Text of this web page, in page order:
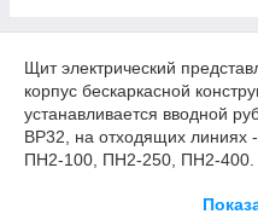
Щит электрический
корпус бескаркасной
устанавливается вводной
ВР32, на отходящих линиях
ПН2-100, ПН2-250, ПН2-400.
корпуса шина (N) для